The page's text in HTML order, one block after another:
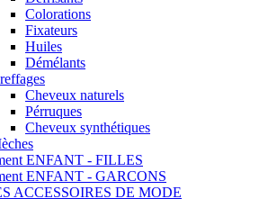
Colorations
Fixateurs
Huiles
Démélants
Cheveux naturels
Pérruques
Cheveux synthétiques
ENFANT - FILLES
ENFANT - GARCONS
ACCESSOIRES DE MODE